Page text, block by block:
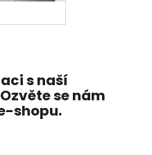
s naší
se nám
shopu.